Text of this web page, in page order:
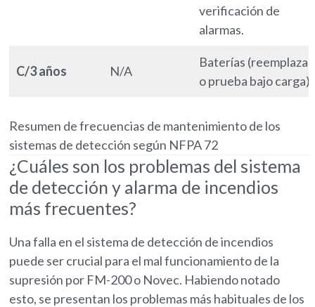
verificación de
alarmas.
C/3 años N/A
Baterías (reemplazar
o prueba bajo carga)
Resumen de frecuencias de mantenimiento de los
sistemas de detección según NFPA 72
¿Cuáles son los problemas del sistema
de detección y alarma de incendios
más frecuentes?
Una falla en el sistema de detección de incendios
puede ser crucial para el mal funcionamiento de la
supresión por FM-200 o Novec. Habiendo notado
esto, se presentan los problemas más habituales de los